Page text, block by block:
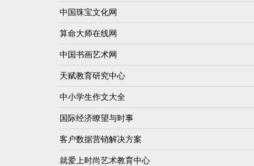
中国珠宝文化网
算命大师在线网
中国书画艺术网
天赋教育研究中心
中小学生作文大全
国际经济瞭望与时事
客户数据营销解决方案
就爱上时尚艺术教育中心